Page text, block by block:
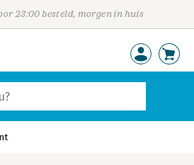
23:00 besteld, morgen in huis